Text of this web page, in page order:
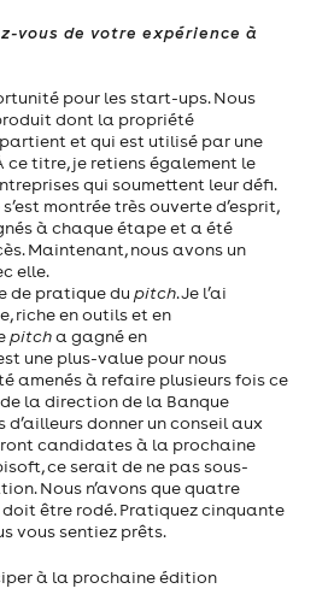
vous de votre expérience à
pour les start-ups. Nous
dont la propriété
et qui est utilisé par une
ce titre, je retiens également le
qui soumettent leur défi.
montrée très ouverte d’esprit,
à chaque étape et a été
Maintenant, nous avons un
elle.
de pratique du pitch. Je l’ai
riche en outils et en
pitcha gagné en
une plus-value pour nous
amenés à refaire plusieurs fois ce
de la direction de la Banque
donner un conseil aux
candidates à la prochaine
ce serait de ne pas sous-
Nous n’avons que quatre
être rodé. Pratiquez cinquante
vous sentiez prêts.
à la prochaine édition